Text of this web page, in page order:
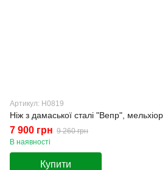
Артикул: Н0819
Ніж з дамаської сталі "Вепр", мельхіор
7 900 грн 9 260 грн
В наявності
Купити